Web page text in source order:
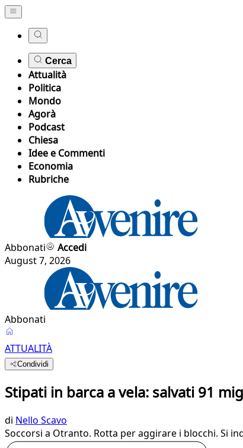
Cerca
Attualità
Politica
Mondo
Agorà
Podcast
Chiesa
Idee e Commenti
Economia
Rubriche
Abbonati
Accedi
August 7, 2026
Abbonati
ATTUALITÀ
Condividi
Stipati in barca a vela: salvati 91
di Nello Scavo
Soccorsi a Otranto. Rotta per aggirare i blocchi. Si